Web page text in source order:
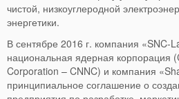
чистой, низкоуглеродной
энергетики.
В сентябре 2016 г. компания «SNC-
национальная ядерная корпорация
Corporation – CNNC) и компания
принципиальное соглашение о